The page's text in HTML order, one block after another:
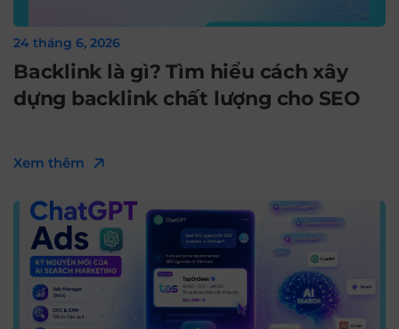
24 tháng 6, 2026
Backlink là gì? Tìm hiểu cách xây
dựng backlink chất lượng cho SEO
Xem thêm